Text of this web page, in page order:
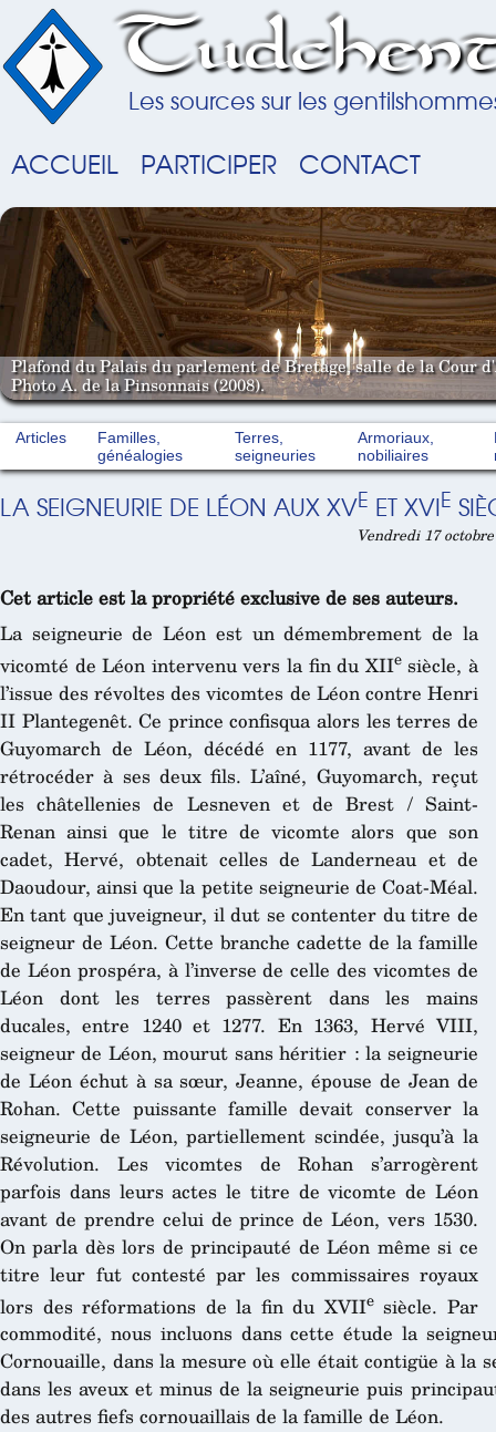
Les sources sur les
ACCUEIL PARTICIPER CONTACT
Plafond du Palais du parlement de Bretage, salle de la Cour
Photo A. de la Pinsonnais (2008).
Articles
Familles,
généalogies
Terres,
seigneuries
Armoriaux,
nobiliaires
LA SEIGNEURIE DE LÉON AUX XVE ET XVIE
Vendredi 17
Cet article est la propriété exclusive de ses auteurs.
La seigneurie de Léon est un démembrement de la
vicomté de Léon intervenu vers la fin du XIIesiècle, à
l’issue des révoltes des vicomtes de Léon contre Henri
II Plantegenêt. Ce prince confisqua alors les terres de
Guyomarch de Léon, décédé en 1177, avant de les
rétrocéder à ses deux fils. L’aîné, Guyomarch, reçut
les châtellenies de Lesneven et de Brest / Saint-
Renan ainsi que le titre de vicomte alors que son
cadet, Hervé, obtenait celles de Landerneau et de
Daoudour, ainsi que la petite seigneurie de Coat-Méal.
En tant que juveigneur, il dut se contenter du titre de
seigneur de Léon. Cette branche cadette de la famille
de Léon prospéra, à l’inverse de celle des vicomtes de
Léon dont les terres passèrent dans les mains
ducales, entre 1240 et 1277. En 1363, Hervé VIII,
seigneur de Léon, mourut sans héritier : la seigneurie
de Léon échut à sa sœur, Jeanne, épouse de Jean de
Rohan. Cette puissante famille devait conserver la
seigneurie de Léon, partiellement scindée, jusqu’à la
Révolution. Les vicomtes de Rohan s’arrogèrent
parfois dans leurs actes le titre de vicomte de Léon
avant de prendre celui de prince de Léon, vers 1530.
On parla dès lors de principauté de Léon même si ce
titre leur fut contesté par les commissaires royaux
lors des réformations de la fin du XVIIesiècle. Par
commodité, nous incluons dans cette étude la
Cornouaille, dans la mesure où elle était contigüe à la
dans les aveux et minus de la seigneurie puis
des autres fiefs cornouaillais de la famille de Léon.